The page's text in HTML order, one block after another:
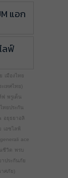
แอก
ลฟ์
เมืองไทย
เทศไทย)
พรูเด็น
ไทยประกัน
อยุธยาอลิ
เอซไลฟ์
generali
ace
ชีวิต พรบ
าประกันภัย
าศภัย)